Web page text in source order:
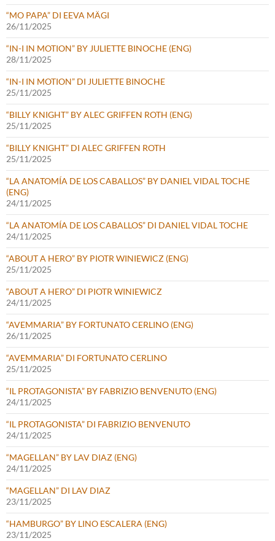
“MO PAPA” DI EEVA MÄGI
26/11/2025
“IN-I IN MOTION” BY JULIETTE BINOCHE (ENG)
28/11/2025
“IN-I IN MOTION” DI JULIETTE BINOCHE
25/11/2025
“BILLY KNIGHT” BY ALEC GRIFFEN ROTH (ENG)
25/11/2025
“BILLY KNIGHT” DI ALEC GRIFFEN ROTH
25/11/2025
“LA ANATOMÍA DE LOS CABALLOS” BY DANIEL VIDAL TOCHE
(ENG)
24/11/2025
“LA ANATOMÍA DE LOS CABALLOS” DI DANIEL VIDAL TOCHE
24/11/2025
“ABOUT A HERO” BY PIOTR WINIEWICZ (ENG)
25/11/2025
“ABOUT A HERO” DI PIOTR WINIEWICZ
24/11/2025
“AVEMMARIA” BY FORTUNATO CERLINO (ENG)
26/11/2025
“AVEMMARIA” DI FORTUNATO CERLINO
25/11/2025
“IL PROTAGONISTA” BY FABRIZIO BENVENUTO (ENG)
24/11/2025
“IL PROTAGONISTA” DI FABRIZIO BENVENUTO
24/11/2025
“MAGELLAN” BY LAV DIAZ (ENG)
24/11/2025
“MAGELLAN” DI LAV DIAZ
23/11/2025
“HAMBURGO” BY LINO ESCALERA (ENG)
23/11/2025